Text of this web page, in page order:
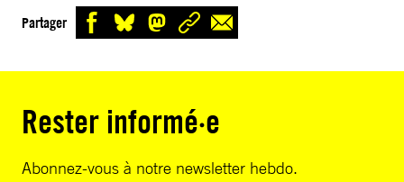
Partager
Rester informé·e
Abonnez-vous à notre newsletter hebdo.